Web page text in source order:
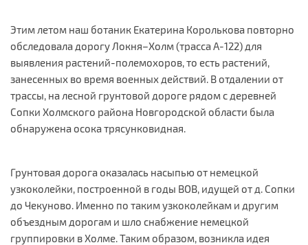
Этим летом наш ботаник Екатерина Королькова повторно
обследовала дорогу Локня–Холм (трасса А-122) для
выявления растений-полемохоров, то есть растений,
занесенных во время военных действий. В отдалении от
трассы, на лесной грунтовой дороге рядом с деревней
Сопки Холмского района Новгородской области была
обнаружена осока трясунковидная.
Грунтовая дорога оказалась насыпью от немецкой
узкоколейки, построенной в годы ВОВ, идущей от д. Сопки
до Чекуново. Именно по таким узкоколейкам и другим
объездным дорогам и шло снабжение немецкой
группировки в Холме. Таким образом, возникла идея